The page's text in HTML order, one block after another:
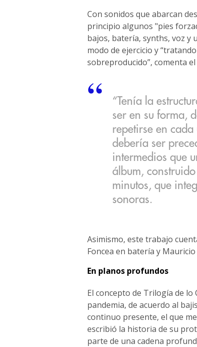
Con sonidos que abarcan
principio algunos "pies
bajos, batería, synths, voz y
modo de ejercicio y
sobreproducido”, comenta
“Tenía la
ser en su forma,
repetirse en cada
debería ser
intermedios que
álbum,
minutos, que
sonoras.
Asimismo, este trabajo
Foncea en batería y
En planos profundos
El concepto de Trilogía de
pandemia, de acuerdo al
continuo presente, el que
escribió la historia de su
parte de una cadena